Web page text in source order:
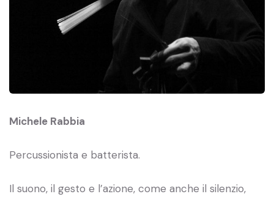
Michele Rabbia
Percussionista e batterista.
Il suono, il gesto e l’azione, come anche il silenzio,